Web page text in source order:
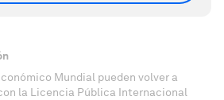
Mundial pueden volver a
la Licencia Pública Internacional